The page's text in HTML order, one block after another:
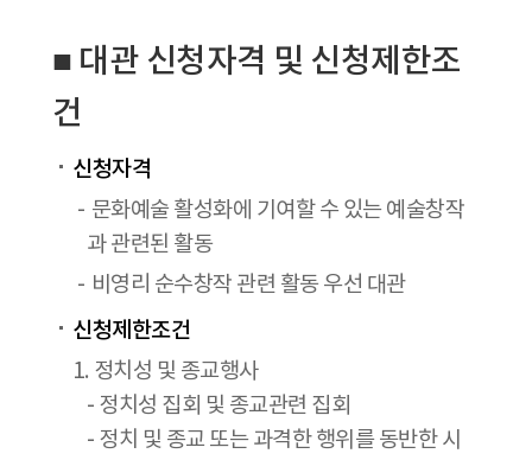
■ 대관 신청자격 및 신청제한조
건
신청자격
문화예술 활성화에 기여할 수 있는 예술창작
과 관련된 활동
비영리 순수창작 관련 활동 우선 대관
신청제한조건
1. 정치성 및 종교행사
- 정치성 집회 및 종교관련 집회
- 정치 및 종교 또는 과격한 행위를 동반한 시